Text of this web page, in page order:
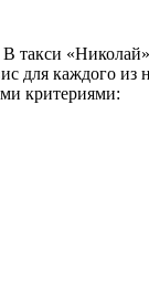
для каждого
критериями: